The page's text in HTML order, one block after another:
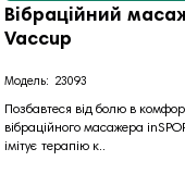
Вібраційний
Vaccup
23093
Позбавтеся від болю в
вібраційного масажера
імітує терапію к..